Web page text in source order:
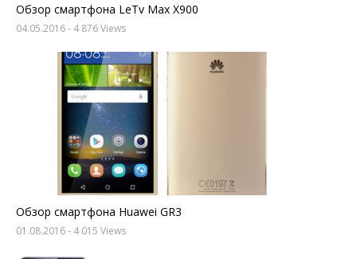
Обзор смартфона LeTv Max X900
04.05.2016- 4 876 Views
Обзор смартфона Huawei GR3
01.08.2016- 4 015 Views